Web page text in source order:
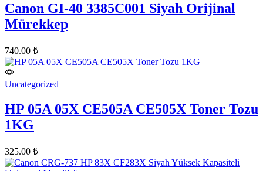
Canon GI-40 3385C001 Siyah Orijinal
Mürekkep
740.00 ₺
Uncategorized
HP 05A 05X CE505A CE505X Toner Tozu
1KG
325.00 ₺